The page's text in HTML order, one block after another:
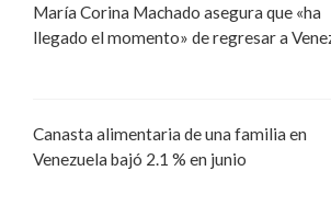
María Corina Machado asegura que «ha
llegado el momento» de regresar a
Canasta alimentaria de una familia en
Venezuela bajó 2.1 % en junio